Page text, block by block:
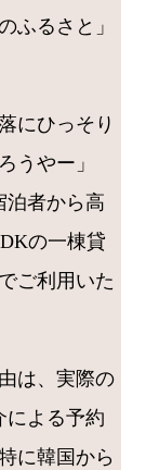
ふるさと」
にひっそり
うやー」
泊者から高
の一棟貸
ご利用いた
は、実際の
による予約
に韓国から